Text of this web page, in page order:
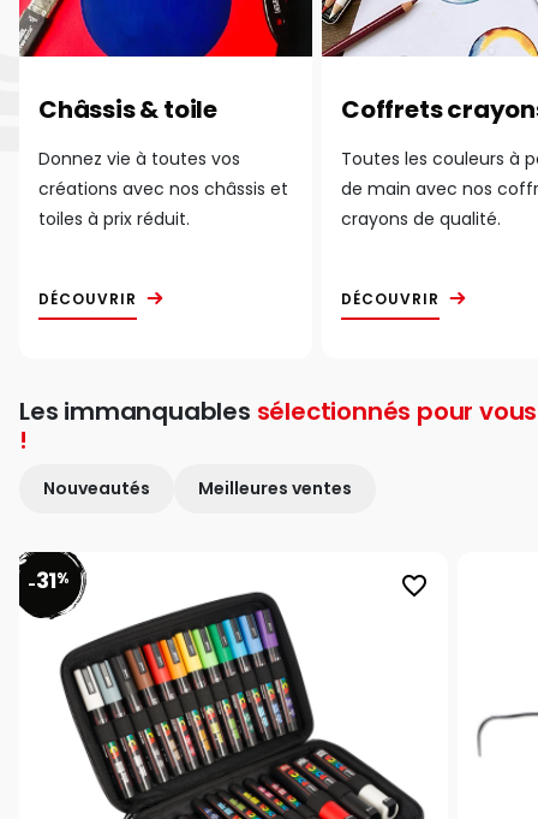
Châssis & toile
Donnez vie à toutes vos
créations avec nos châssis et
toiles à prix réduit.
DÉCOUVRIR
Coffrets
Toutes les couleurs à
de main avec nos
crayons de qualité.
DÉCOUVRIR
Les immanquables sélectionnés pour vous
!
Nouveautés Meilleures ventes
favorite_border
-31%